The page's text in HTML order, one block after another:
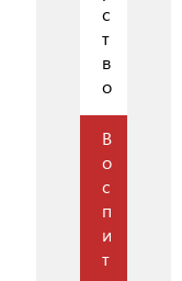
с
т
в
о
В
о
с
п
и
т